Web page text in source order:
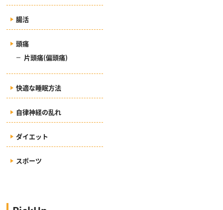
腸活
頭痛
片頭痛(偏頭痛)
快適な睡眠方法
自律神経の乱れ
ダイエット
スポーツ